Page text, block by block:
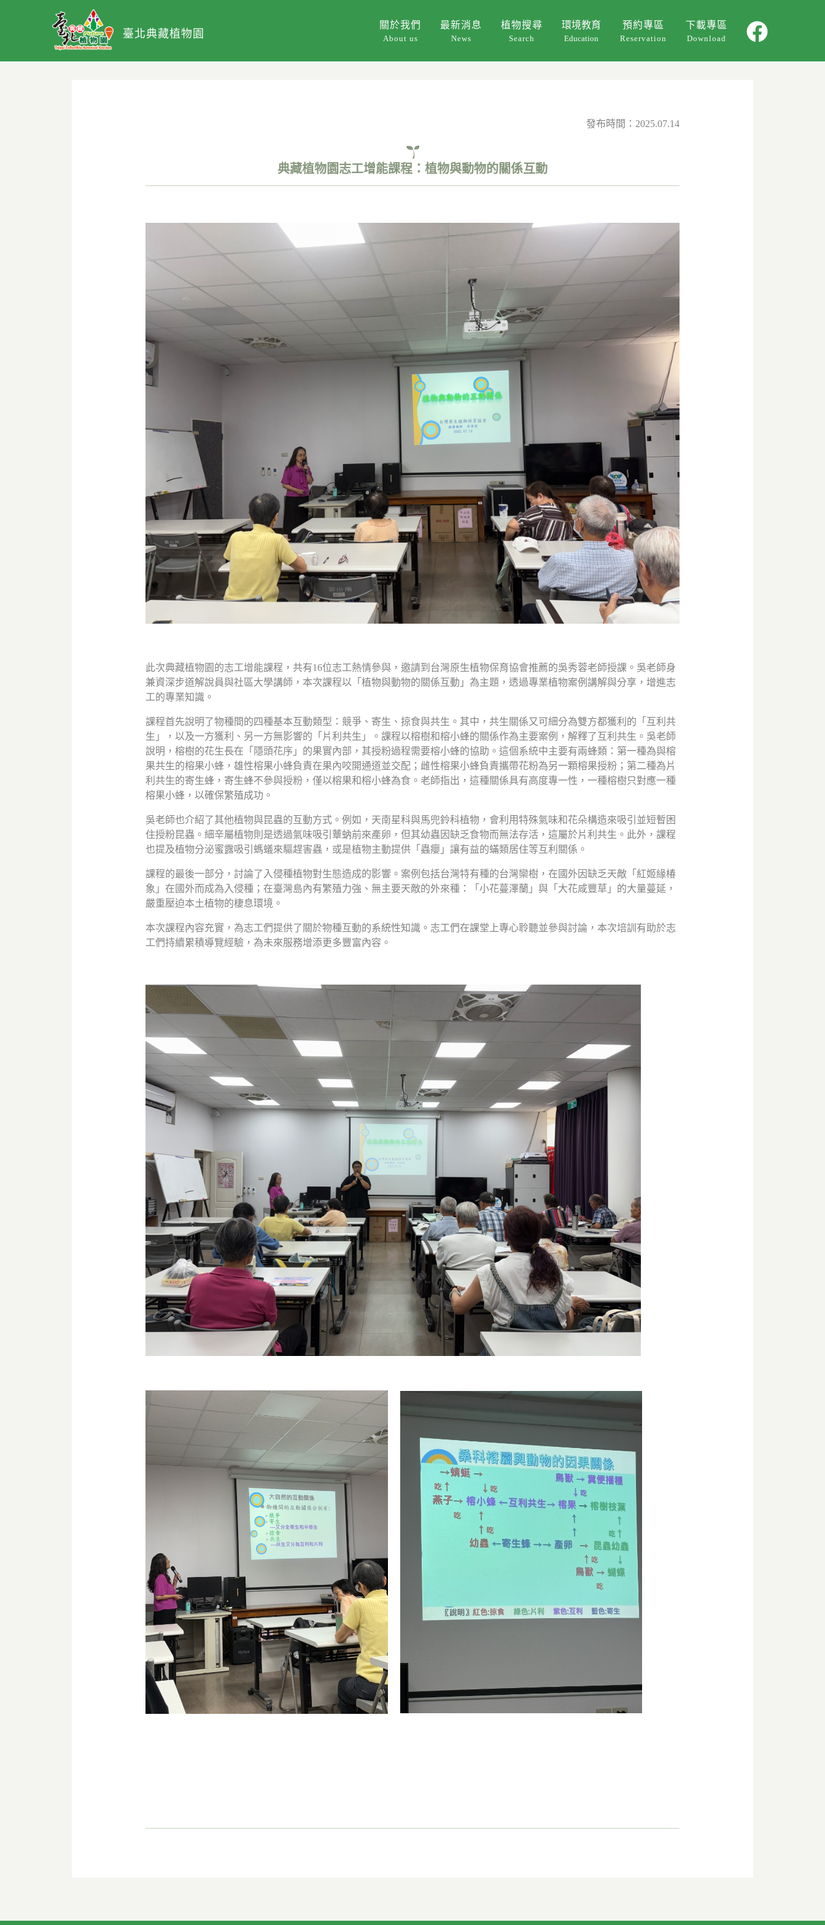
臺北典藏植物園
關於我們
About us
最新消息
News
植物搜尋
Search
環境教育
Education
環教課程
活動回顧
預約專區
Reservation
下載專區
Download
發布時間：2025.07.14
典藏植物園志工增能課程：植物與動物的關係互動
此次典藏植物園的志工增能課程，共有16位志工熱情參與，邀請到台灣原生植物保育協會推薦的吳秀蓉老師授課。吳老師身
兼資深步道解說員與社區大學講師，本次課程以「植物與動物的關係互動」為主題，透過專業植物案例講解與分享，增進志
工的專業知識。
課程首先說明了物種間的四種基本互動類型：競爭、寄生、掠食與共生。其中，共生關係又可細分為雙方都獲利的「互利共
生」，以及一方獲利、另一方無影響的「片利共生」。課程以榕樹和榕小蜂的關係作為主要案例，解釋了互利共生。吳老師
說明，榕樹的花生長在「隱頭花序」的果實內部，其授粉過程需要榕小蜂的協助。這個系統中主要有兩蜂類：第一種為與榕
果共生的榕果小蜂，雄性榕果小蜂負責在果內咬開通道並交配；雌性榕果小蜂負責攜帶花粉為另一顆榕果授粉；第二種為片
利共生的寄生蜂，寄生蜂不參與授粉，僅以榕果和榕小蜂為食。老師指出，這種關係具有高度專一性，一種榕樹只對應一種
榕果小蜂，以確保繁殖成功。
吳老師也介紹了其他植物與昆蟲的互動方式。例如，天南星科與馬兜鈴科植物，會利用特殊氣味和花朵構造來吸引並短暫困
住授粉昆蟲。細辛屬植物則是透過氣味吸引蕈蚋前來產卵，但其幼蟲因缺乏食物而無法存活，這屬於片利共生。此外，課程
也提及植物分泌蜜露吸引螞蟻來驅趕害蟲，或是植物主動提供「蟲癭」讓有益的蟎類居住等互利關係。
課程的最後一部分，討論了入侵種植物對生態造成的影響。案例包括台灣特有種的台灣欒樹，在國外因缺乏天敵「紅姬緣椿
象」在國外而成為入侵種；在臺灣島內有繁殖力強、無主要天敵的外來種：「小花蔓澤蘭」與「大花咸豐草」的大量蔓延，
嚴重壓迫本土植物的棲息環境。
本次課程內容充實，為志工們提供了關於物種互動的系統性知識。志工們在課堂上專心聆聽並參與討論，本次培訓有助於志
工們持續累積導覽經驗，為未來服務增添更多豐富內容。